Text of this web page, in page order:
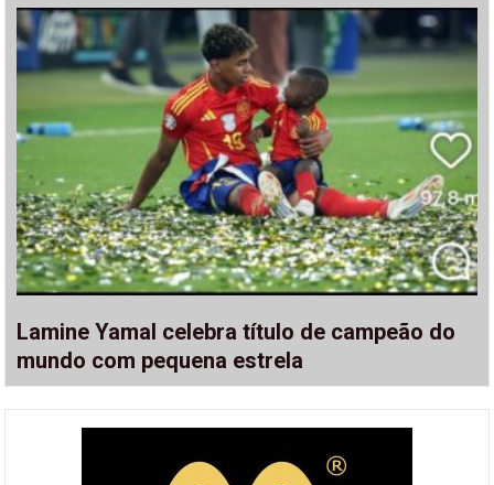
Lamine Yamal celebra título de campeão do
mundo com pequena estrela